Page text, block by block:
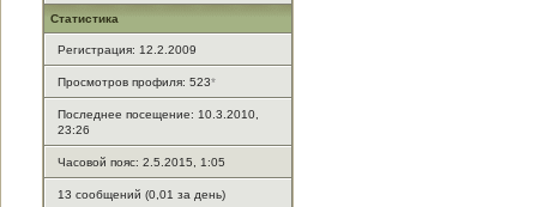
Статистика
Регистрация: 12.2.2009
Просмотров профиля: 523*
Последнее посещение: 10.3.2010,
23:26
Часовой пояс: 2.5.2015, 1:05
13 сообщений (0,01 за день)